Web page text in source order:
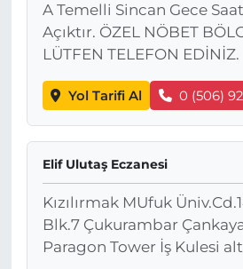
A Temelli Sincan Gece
Açıktır. ÖZEL NÖBET
LÜTFEN TELEFON EDİNİZ.
Yol Tarifi Al 0 (506)
Elif Ulutaş Eczanesi
Kızılırmak MUfuk
Blk.7 Çukurambar
Paragon Tower İş Kulesi